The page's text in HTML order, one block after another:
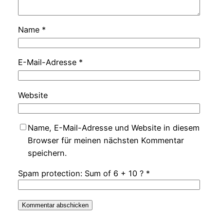
Name *
E-Mail-Adresse *
Website
Name, E-Mail-Adresse und Website in diesem
Browser für meinen nächsten Kommentar
speichern.
Spam protection: Sum of 6 + 10 ? *